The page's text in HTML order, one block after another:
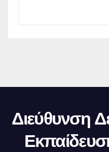
Διεύθυνση